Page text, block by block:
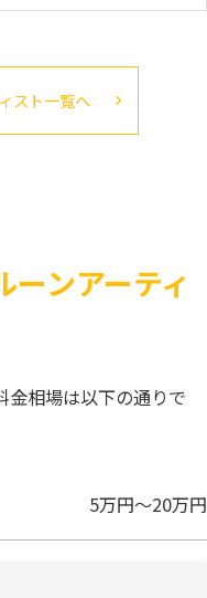
スト一覧へ
ンアーティ
金相場は以下の通りで
5万円～20万円